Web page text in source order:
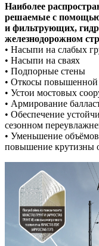
Наиболее
решаемые с
и фильтрующих,
железнодорожном
• Насыпи на слабых
• Насыпи на сваях
• Подпорные стены
• Откосы
• Устои мостовых
• Армирование
• Обеспечение
сезонном
• Уменьшение
повышение крутизны